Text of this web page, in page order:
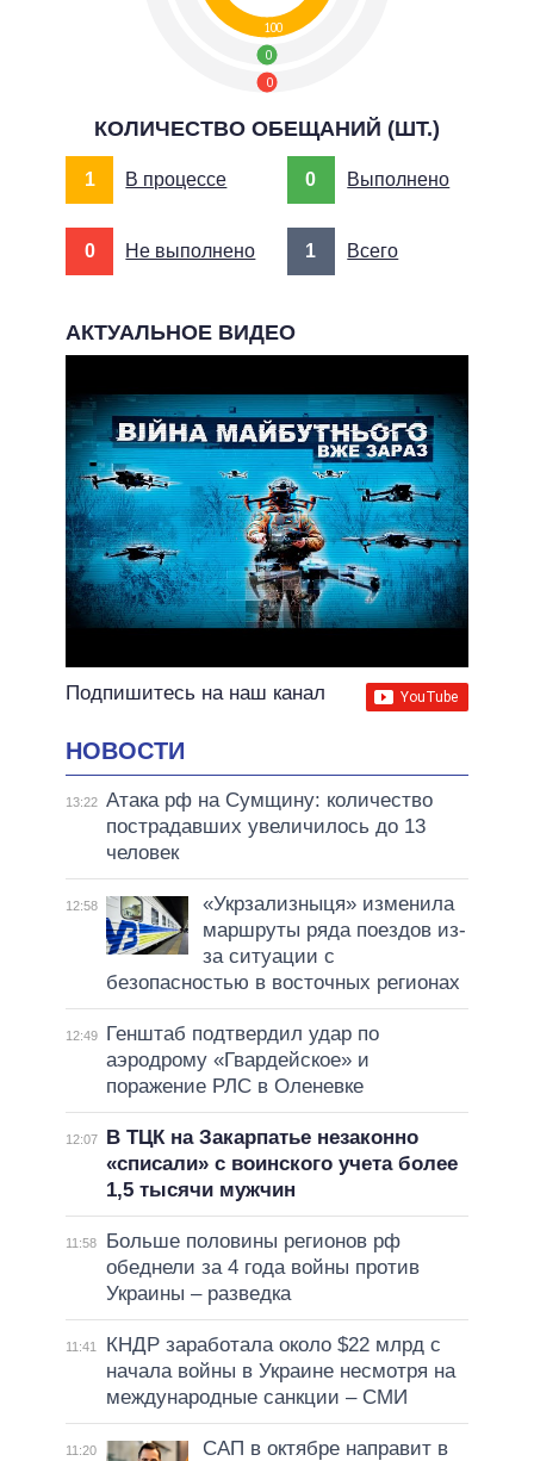
0
0
100
КОЛИЧЕСТВО ОБЕЩАНИЙ (ШТ.)
1 В процессе 0 Выполнено
0 Не выполнено 1 Всего
АКТУАЛЬНОЕ ВИДЕО
Подпишитесь на наш канал
НОВОСТИ
13:22 Атака рф на Сумщину: количество
пострадавших увеличилось до 13
человек
12:58
«Укрзализныця» изменила
маршруты ряда поездов из-
за ситуации с
безопасностью в восточных регионах
12:49
Генштаб подтвердил удар по
аэродрому «Гвардейское» и
поражение РЛС в Оленевке
12:07
В ТЦК на Закарпатье незаконно
«списали» с воинского учета более
1,5 тысячи мужчин
11:58
Больше половины регионов рф
обеднели за 4 года войны против
Украины – разведка
11:41
КНДР заработала около $22 млрд с
начала войны в Украине несмотря на
международные санкции – СМИ
11:20
САП в октябре направит в